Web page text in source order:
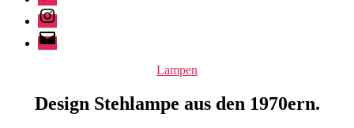
Instagram
E-
Mail
Kategorien
Lampen
Design Stehlampe aus den 1970ern.